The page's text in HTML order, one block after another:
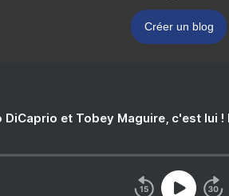
Créer un blog
DiCaprio et Tobey Maguire, c'est lui